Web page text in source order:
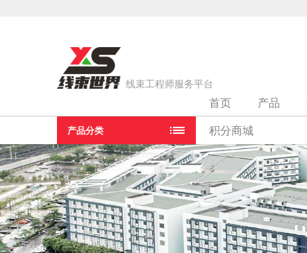
线束工程师服务平台
产品分类
首页 产品
积分商城
当前位置： 线束厂家 >弗迪动力有限公司（长沙生产基